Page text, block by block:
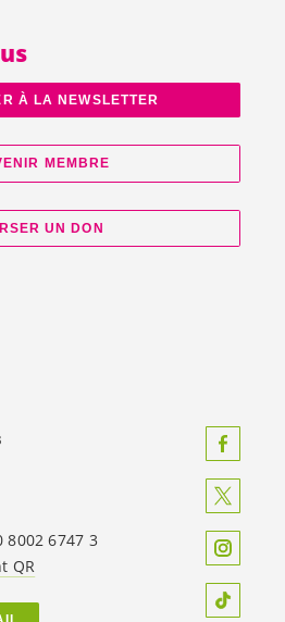
À LA NEWSLETTER
MEMBRE
UN DON
8002 6747 3
QR